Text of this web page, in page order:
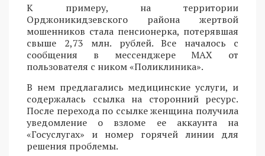
К примеру, на территории
Орджоникидзевского района жертвой
мошенников стала пенсионерка, потерявшая
свыше 2,73 млн. рублей. Все началось с
сообщения в мессенджере MAX от
пользователя с ником «Поликлиника».
В нем предлагались медицинские услуги, и
содержалась ссылка на сторонний ресурс.
После перехода по ссылке женщина получила
уведомление о взломе ее аккаунта на
«Госуслугах» и номер горячей линии для
решения проблемы.